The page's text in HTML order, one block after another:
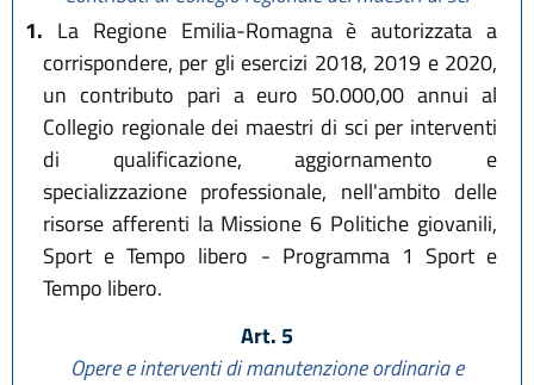
1. La Regione Emilia-Romagna è autorizzata a
corrispondere, per gli esercizi 2018, 2019 e 2020,
un contributo pari a euro 50.000,00 annui al
Collegio regionale dei maestri di sci per interventi
di qualificazione, aggiornamento e
specializzazione professionale, nell'ambito delle
risorse afferenti la Missione 6 Politiche giovanili,
Sport e Tempo libero - Programma 1 Sport e
Tempo libero.
Art. 5
Opere e interventi di manutenzione ordinaria e